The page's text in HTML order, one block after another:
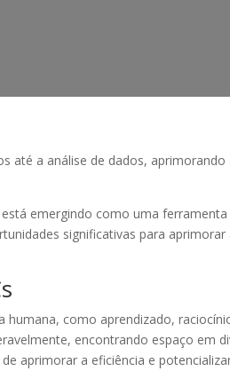
até a análise de dados, aprimorando
está emergindo como uma ferramenta
significativas para aprimorar
humana, como aprendizado,
encontrando espaço em
aprimorar a eficiência e